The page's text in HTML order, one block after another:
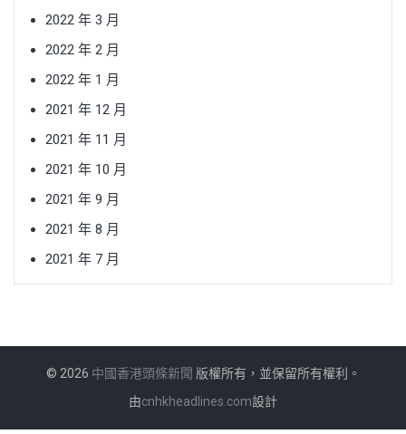
2022 年 3 月
2022 年 2 月
2022 年 1 月
2021 年 12 月
2021 年 11 月
2021 年 10 月
2021 年 9 月
2021 年 8 月
2021 年 7 月
© 2026 中國香港頭條新聞 版權所有，並保留所有權利。
由cnhkheadlines.com設計